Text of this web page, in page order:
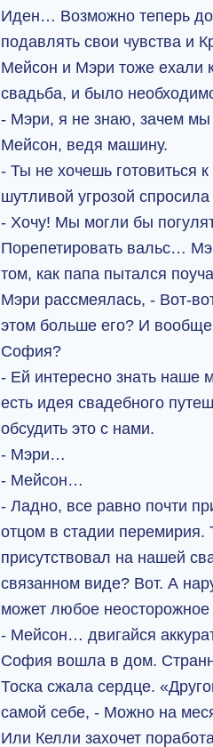
Иден… Возможно теперь
подавлять свои чувства и
Мейсон и Мэри тоже ехали
свадьба, и было
- Мэри, я не знаю, зачем
Мейсон, ведя машину.
- Ты не хочешь готовиться
шутливой угрозой
- Хочу! Мы могли бы
Порепетировать вальс…
том, как папа пытался
Мэри рассмеялась, - Вот-
этом больше его? И
София?
- Ей интересно знать наше
есть идея свадебного
обсудить это с нами.
- Мэри…
- Мейсон…
- Ладно, все равно почти
отцом в стадии
присутствовал на нашей
связанном виде? Вот. А
может любое
- Мейсон… двигайся
София вошла в дом.
Тоска сжала сердце.
самой себе, - Можно на
Или Келли захочет